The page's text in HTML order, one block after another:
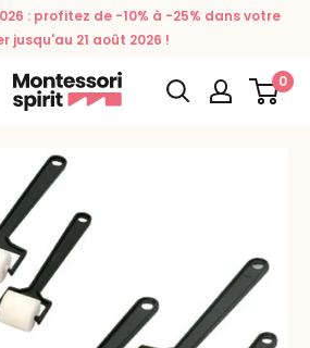
: profitez de -10% à -25% dans votre
jusqu'au 21 août 2026 !
0